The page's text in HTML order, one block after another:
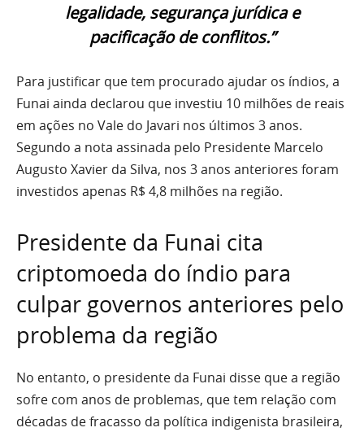
legalidade, segurança jurídica e
pacificação de conflitos.”
Para justificar que tem procurado ajudar os índios, a
Funai ainda declarou que investiu 10 milhões de reais
em ações no Vale do Javari nos últimos 3 anos.
Segundo a nota assinada pelo Presidente Marcelo
Augusto Xavier da Silva, nos 3 anos anteriores foram
investidos apenas R$ 4,8 milhões na região.
Presidente da Funai cita
criptomoeda do índio para
culpar governos anteriores pelo
problema da região
No entanto, o presidente da Funai disse que a região
sofre com anos de problemas, que tem relação com
décadas de fracasso da política indigenista brasileira,